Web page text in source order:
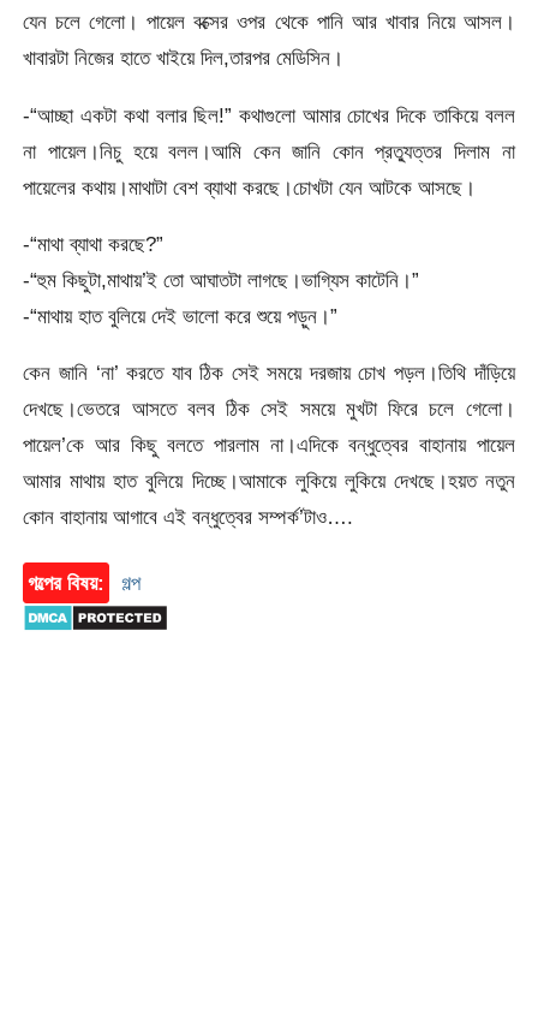
যেন চলে গেলো। পায়েল বক্সের ওপর থেকে পানি আর খাবার নিয়ে আসল।
খাবারটা নিজের হাতে খাইয়ে দিল,তারপর মেডিসিন।
-“আচ্ছা একটা কথা বলার ছিল!” কথাগুলো আমার চোখের দিকে তাকিয়ে বলল
না পায়েল।নিচু হয়ে বলল।আমি কেন জানি কোন প্রত্যুত্তর দিলাম না
পায়েলের কথায়।মাথাটা বেশ ব্যাথা করছে।চোখটা যেন আটকে আসছে।
-“মাথা ব্যাথা করছে?”
-“হুম কিছুটা,মাথায়’ই তো আঘাতটা লাগছে।ভাগ্যিস কাটেনি।”
-“মাথায় হাত বুলিয়ে দেই ভালো করে শুয়ে পড়ুন।”
কেন জানি ‘না’ করতে যাব ঠিক সেই সময়ে দরজায় চোখ পড়ল।তিথি দাঁড়িয়ে
দেখছে।ভেতরে আসতে বলব ঠিক সেই সময়ে মুখটা ফিরে চলে গেলো।
পায়েল’কে আর কিছু বলতে পারলাম না।এদিকে বন্ধুত্বের বাহানায় পায়েল
আমার মাথায় হাত বুলিয়ে দিচ্ছে।আমাকে লুকিয়ে লুকিয়ে দেখছে।হয়ত নতুন
কোন বাহানায় আগাবে এই বন্ধুত্বের সম্পর্ক’টাও….
গল্পের বিষয়: গল্প